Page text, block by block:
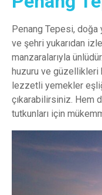
Penang Tepesi, doğa
ve şehri yukarıdan
manzaralarıyla
huzuru ve
lezzetli yemekler
çıkarabilirsiniz. Hem
tutkunları için